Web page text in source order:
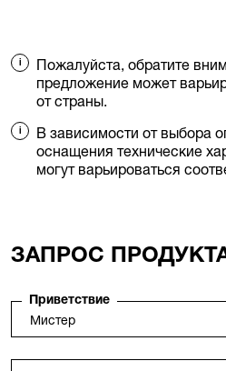
Пожалуйста, обратите
предложение может
от страны.
В зависимости от выбора
оснащения технические
могут варьироваться
ЗАПРОС
Приветствие